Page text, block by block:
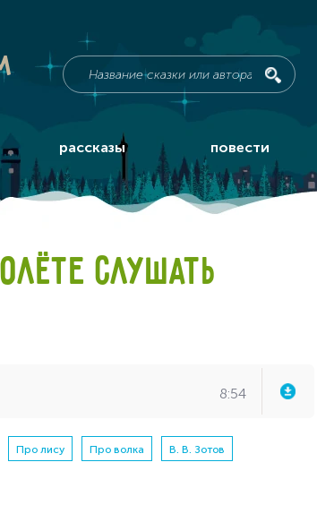
рассказы повести
СЛУШАТЬ
8:54
Про лису Про волка В. В. Зотов